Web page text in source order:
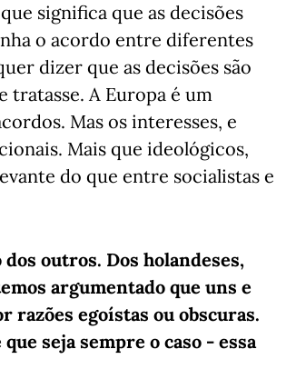
significa que as decisões
o acordo entre diferentes
dizer que as decisões são
tratasse. A Europa é um
Mas os interesses, e
Mais que ideológicos,
do que entre socialistas e
outros. Dos holandeses,
argumentado que uns e
razões egoístas ou obscuras.
seja sempre o caso - essa